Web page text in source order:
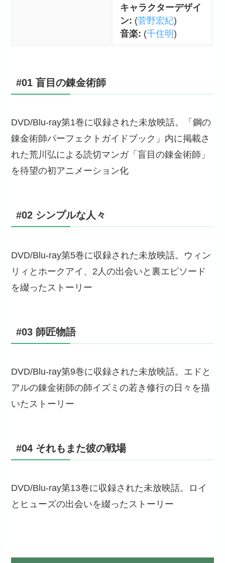
キャラクターデザイ
ン: (菅野宏紀)
音楽: (千住明)
#01 盲目の錬金術師
DVD/Blu-ray第1巻に収録された未放映話。「鋼の
錬金術師パーフェクトガイドブック」内に掲載さ
れた荒川弘による読切マンガ「盲目の錬金術師」
を待望の初アニメーション化
#02 シンプルな人々
DVD/Blu-ray第5巻に収録された未放映話。ウィン
リィとホークアイ、2人の出会いと裏エピソード
を綴ったストーリー
#03 師匠物語
DVD/Blu-ray第9巻に収録された未放映話。エドと
アルの錬金術師の師イズミの若き修行の日々を描
いたストーリー
#04 それもまた彼の戦場
DVD/Blu-ray第13巻に収録された未放映話。ロイ
とヒューズの出会いを綴ったストーリー